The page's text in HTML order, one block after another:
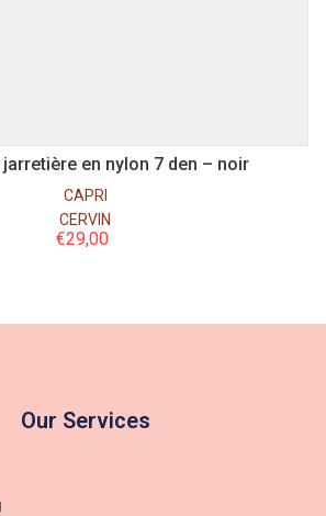
jarretière en nylon 7 den – noir
CAPRI
CERVIN
€29,00
Our Services